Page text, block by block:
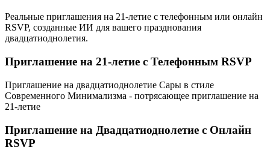
Реальные приглашения на 21-летие с телефонным или онлайн
RSVP, созданные ИИ для вашего празднования
двадцатиоднолетия.
Приглашение на 21-летие с Телефонным RSVP
Приглашение на двадцатиоднолетие Сары в стиле
Современного Минимализма - потрясающее приглашение на
21-летие
Приглашение на Двадцатиоднолетие с Онлайн
RSVP